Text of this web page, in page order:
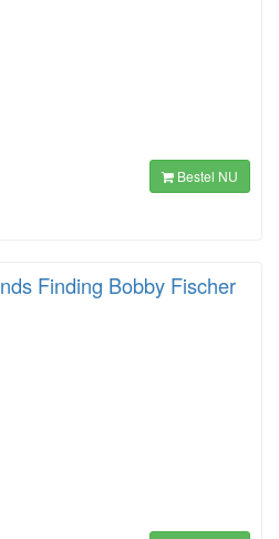
Bestel NU
Finding Bobby Fischer